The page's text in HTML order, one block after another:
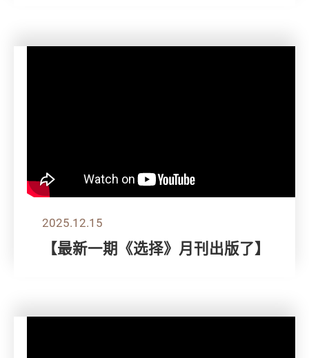
2025.12.15
【最新一期《选择》月刊出版了】